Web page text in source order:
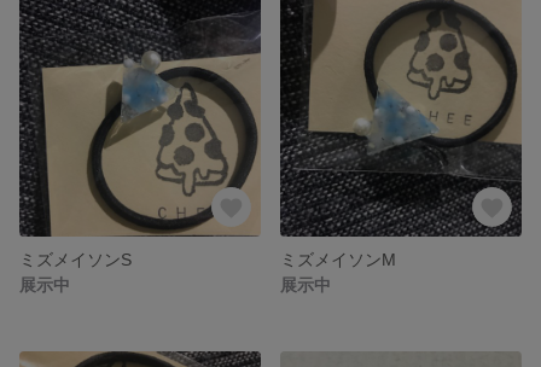
ミズメイソンS
展示中
ミズメイソンM
展示中